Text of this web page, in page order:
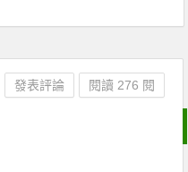
發表評論 閱讀 276 閱